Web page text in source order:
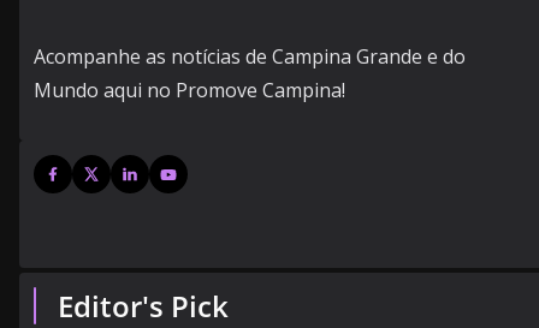
Acompanhe as notícias de Campina Grande e do
Mundo aqui no Promove Campina!
Editor's Pick